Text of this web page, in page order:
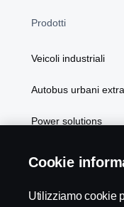
Prodotti
Veicoli industriali
Autobus urbani
Power solutions
Cookie
Utilizziamo cookie